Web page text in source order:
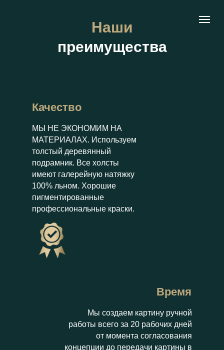
Наши
преимущества
МЫ НЕ ЭКОНОМИМ НА
МАТЕРИАЛАХ. Используем
толстый деревянный
подрамник. Все холсты
имеют галерейную натяжку
100% льном. Хорошие
пигментированные
профессиональные краски.
Качество
Мы создаем картину ручной
работы всего за 20 рабочих дней
от момента согласования
концепции до передачи картины в
Время